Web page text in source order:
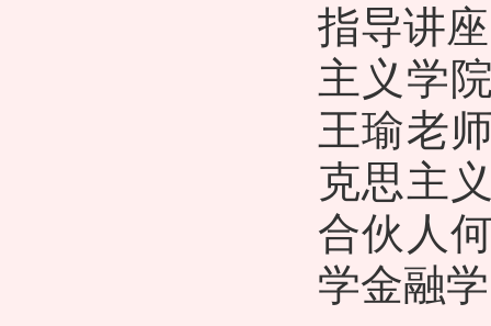
指导讲
主义学
王瑜老
克思主
合伙人
学金融